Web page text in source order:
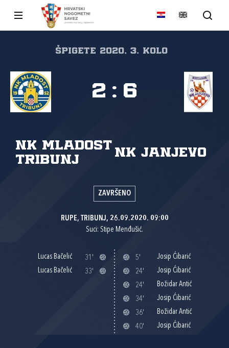
ŠPIGETE 2020, 3. kolo
NK Mladost
Tribunj
NK Janjevo
2 : 6
ZAVRŠENO
RUPE, TRIBUNJ, 26.09.2020. 09:00
Suci: Stipe Menđušić.
Lucas Bačelić
31'
Lucas Bačelić
33'
5'
Josip Ćibarić
24'
Josip Ćibarić
24'
Božidar Antić
34'
Josip Ćibarić
36'
Božidar Antić
40'
Josip Ćibarić